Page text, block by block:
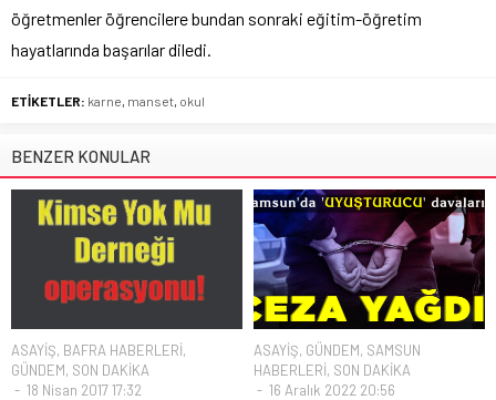
öğretmenler öğrencilere bundan sonraki eğitim-öğretim
hayatlarında başarılar diledi.
ETİKETLER: karne, manset, okul
BENZER KONULAR
ASAYİŞ, BAFRA HABERLERİ,
GÜNDEM, SON DAKİKA
18 Nisan 2017 17:32
ASAYİŞ, GÜNDEM, SAMSUN
HABERLERİ, SON DAKİKA
16 Aralık 2022 20:56